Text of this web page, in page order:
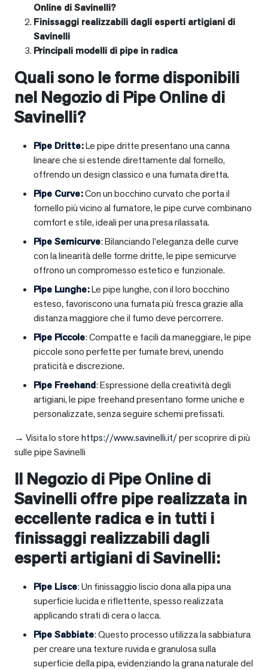
Online di Savinelli?
Finissaggi realizzabili dagli esperti artigiani di
Savinelli
Principali modelli di pipe in radica
Quali sono le forme disponibili
nel Negozio di Pipe Online di
Savinelli?
Pipe Dritte:Le pipe dritte presentano una canna
lineare che si estende direttamente dal fornello,
offrendo un design classico e una fumata diretta.
Pipe Curve:Con un bocchino curvato che porta il
fornello più vicino al fumatore, le pipe curve combinano
comfort e stile, ideali per una presa rilassata.
Pipe Semicurve: Bilanciando l’eleganza delle curve
con la linearità delle forme dritte, le pipe semicurve
offrono un compromesso estetico e funzionale.
Pipe Lunghe:Le pipe lunghe, con il loro bocchino
esteso, favoriscono una fumata più fresca grazie alla
distanza maggiore che il fumo deve percorrere.
Pipe Piccole: Compatte e facili da maneggiare, le pipe
piccole sono perfette per fumate brevi, unendo
praticità e discrezione.
Pipe Freehand: Espressione della creatività degli
artigiani, le pipe freehand presentano forme uniche e
personalizzate, senza seguire schemi prefissati.
→ Visita lo storehttps://www.savinelli.it/per scoprire di più
sulle pipe Savinelli
Il Negozio di Pipe Online di
Savinelli offre pipe realizzata in
eccellente radica e in tutti i
finissaggi realizzabili dagli
esperti artigiani di Savinelli:
Pipe Lisce: Un finissaggio liscio dona alla pipa una
superficie lucida e riflettente, spesso realizzata
applicando strati di cera o lacca.
Pipe Sabbiate: Questo processo utilizza la sabbiatura
per creare una texture ruvida e granulosa sulla
superficie della pipa, evidenziando la grana naturale del